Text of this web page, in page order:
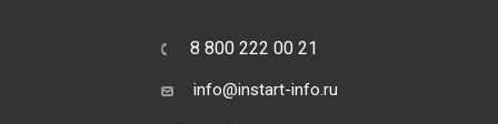
8 800 222 00 21
info@instart-info.ru